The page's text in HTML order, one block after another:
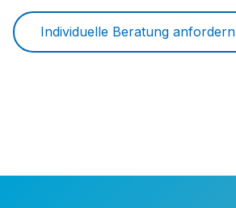
Individuelle Beratung anfordern